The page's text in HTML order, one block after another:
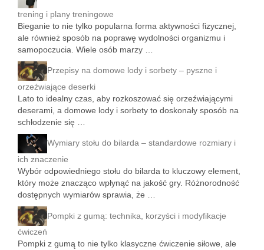
trening i plany treningowe
Bieganie to nie tylko popularna forma aktywności fizycznej,
ale również sposób na poprawę wydolności organizmu i
samopoczucia. Wiele osób marzy …
Przepisy na domowe lody i sorbety – pyszne i
orzeźwiające deserki
Lato to idealny czas, aby rozkoszować się orzeźwiającymi
deserami, a domowe lody i sorbety to doskonały sposób na
schłodzenie się …
Wymiary stołu do bilarda – standardowe rozmiary i
ich znaczenie
Wybór odpowiedniego stołu do bilarda to kluczowy element,
który może znacząco wpłynąć na jakość gry. Różnorodność
dostępnych wymiarów sprawia, że …
Pompki z gumą: technika, korzyści i modyfikacje
ćwiczeń
Pompki z gumą to nie tylko klasyczne ćwiczenie siłowe, ale